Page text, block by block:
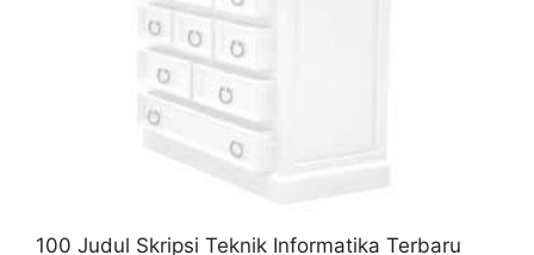
100 Judul Skripsi Teknik Informatika Terbaru